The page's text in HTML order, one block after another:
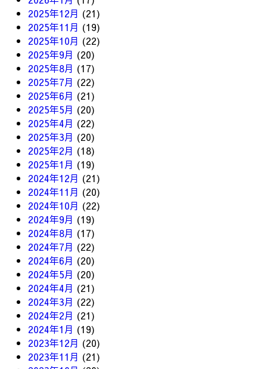
2025年12月 (21)
2025年11月 (19)
2025年10月 (22)
2025年9月 (20)
2025年8月 (17)
2025年7月 (22)
2025年6月 (21)
2025年5月 (20)
2025年4月 (22)
2025年3月 (20)
2025年2月 (18)
2025年1月 (19)
2024年12月 (21)
2024年11月 (20)
2024年10月 (22)
2024年9月 (19)
2024年8月 (17)
2024年7月 (22)
2024年6月 (20)
2024年5月 (20)
2024年4月 (21)
2024年3月 (22)
2024年2月 (21)
2024年1月 (19)
2023年12月 (20)
2023年11月 (21)